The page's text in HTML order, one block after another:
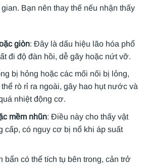
Bạn nên thay thế nếu nhận thấy
giòn: Đây là dấu hiệu lão hóa phổ
đi độ đàn hồi, dễ gãy hoặc nứt vỡ.
bị hỏng hoặc các mối nối bị lỏng,
rò rỉ ra ngoài, gây hao hụt nước và
nhiệt động cơ.
mềm nhũn: Điều này cho thấy vật
cấp, có nguy cơ bị nổ khi áp suất
bẩn có thể tích tụ bên trong, cản trở